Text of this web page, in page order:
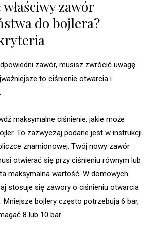
zawór
do bojlera?
zawór, musisz zwrócić uwagę
to ciśnienie otwarcia i
maksymalne ciśnienie, jakie może
To zazwyczaj podane jest w instrukcji
znamionowej. Twój nowy zawór
otwierać się przy ciśnieniu równym lub
maksymalna wartość. W domowych
stosuje się zawory o ciśnieniu otwarcia
. Mniejsze bojlery często potrzebują 6 bar,
8 lub 10 bar.